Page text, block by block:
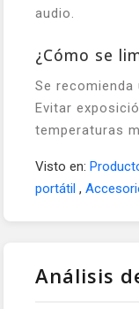
audio.
¿Cómo se
Se recomienda
Evitar
temperaturas
Visto en:
portátil ,
Análisis